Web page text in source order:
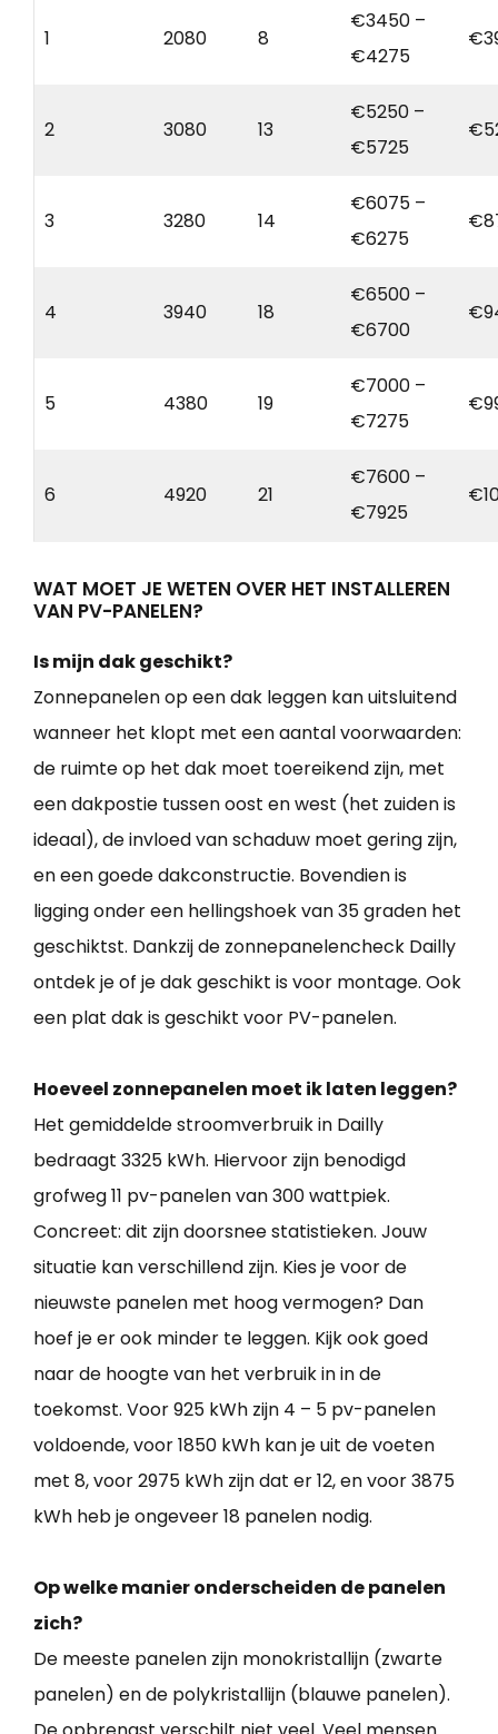
1 2080 8
€3450 –
€4275
2 3080 13
€5250 –
€5725
3 3280 14
€6075 –
€6275
4 3940 18
€6500 –
€6700
5 4380 19
€7000 –
€7275
6 4920 21
€7600 –
€7925
WAT MOET JE WETEN OVER HET INSTALLEREN
VAN PV-PANELEN?
Is mijn dak geschikt?
Zonnepanelen op een dak leggen kan uitsluitend
wanneer het klopt met een aantal voorwaarden:
de ruimte op het dak moet toereikend zijn, met
een dakpostie tussen oost en west (het zuiden is
ideaal), de invloed van schaduw moet gering zijn,
en een goede dakconstructie. Bovendien is
ligging onder een hellingshoek van 35 graden het
geschiktst. Dankzij de zonnepanelencheck Dailly
ontdek je of je dak geschikt is voor montage. Ook
een plat dak is geschikt voor PV-panelen.
Hoeveel zonnepanelen moet ik laten leggen?
Het gemiddelde stroomverbruik in Dailly
bedraagt 3325 kWh. Hiervoor zijn benodigd
grofweg 11 pv-panelen van 300 wattpiek.
Concreet: dit zijn doorsnee statistieken. Jouw
situatie kan verschillend zijn. Kies je voor de
nieuwste panelen met hoog vermogen? Dan
hoef je er ook minder te leggen. Kijk ook goed
naar de hoogte van het verbruik in in de
toekomst. Voor 925 kWh zijn 4 – 5 pv-panelen
voldoende, voor 1850 kWh kan je uit de voeten
met 8, voor 2975 kWh zijn dat er 12, en voor 3875
kWh heb je ongeveer 18 panelen nodig.
Op welke manier onderscheiden de panelen
zich?
De meeste panelen zijn monokristallijn (zwarte
panelen) en de polykristallijn (blauwe panelen).